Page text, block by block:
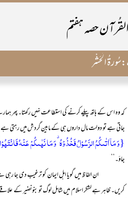
حصہ ہفتم
سُورۃُ الْحَشْر
کہ وہ اس کے ہاتھ پیلے کرنے کی استطاعت نہیں رکھتا۔ پھر
جاتی ہے تو دولت مال داروں ہی کے مابین گردش میں رہتی
{وَ مَاۤ اٰتٰىکُمُ الرَّسُوۡلُ فَخُذُوۡہُ ٭ وَ مَا نَہٰىکُمۡ عَنۡہُ
جاؤ۔‘‘
ان الفاظ میں گویا اہل ایمان کو ترغیب دی جا رہی
کریں۔ ظاہر ہے لشکر اسلام میں شامل لوگ تو بنونضیر کے